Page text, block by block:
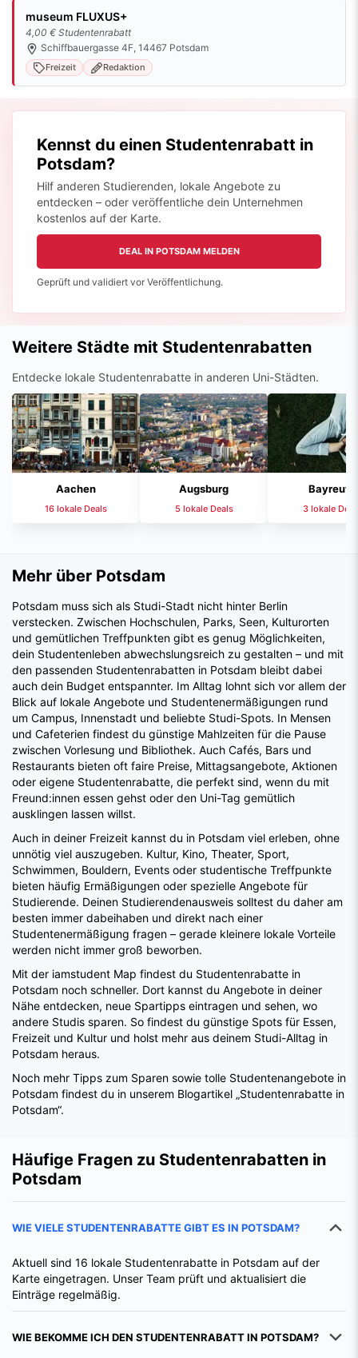
museum FLUXUS+
4,00 € Studentenrabatt
Schiffbauergasse 4F, 14467 Potsdam
Freizeit Redaktion
Kennst du einen Studentenrabatt in
Potsdam?
Hilf anderen Studierenden, lokale Angebote zu
entdecken – oder veröffentliche dein Unternehmen
kostenlos auf der Karte.
DEAL IN POTSDAM MELDEN
Geprüft und validiert vor Veröffentlichung.
Weitere Städte mit Studentenrabatten
Entdecke lokale Studentenrabatte in anderen Uni-Städten.
Aachen
16 lokale Deals
Augsburg
5 lokale Deals
Bayreuth
3 lokale
Mehr über Potsdam
Potsdam muss sich als Studi-Stadt nicht hinter Berlin
verstecken. Zwischen Hochschulen, Parks, Seen, Kulturorten
und gemütlichen Treffpunkten gibt es genug Möglichkeiten,
dein Studentenleben abwechslungsreich zu gestalten – und mit
den passenden Studentenrabatten in Potsdam bleibt dabei
auch dein Budget entspannter. Im Alltag lohnt sich vor allem der
Blick auf lokale Angebote und Studentenermäßigungen rund
um Campus, Innenstadt und beliebte Studi-Spots. In Mensen
und Cafeterien findest du günstige Mahlzeiten für die Pause
zwischen Vorlesung und Bibliothek. Auch Cafés, Bars und
Restaurants bieten oft faire Preise, Mittagsangebote, Aktionen
oder eigene Studentenrabatte, die perfekt sind, wenn du mit
Freund:innen essen gehst oder den Uni-Tag gemütlich
ausklingen lassen willst.
Auch in deiner Freizeit kannst du in Potsdam viel erleben, ohne
unnötig viel auszugeben. Kultur, Kino, Theater, Sport,
Schwimmen, Bouldern, Events oder studentische Treffpunkte
bieten häufig Ermäßigungen oder spezielle Angebote für
Studierende. Deinen Studierendenausweis solltest du daher am
besten immer dabeihaben und direkt nach einer
Studentenermäßigung fragen – gerade kleinere lokale Vorteile
werden nicht immer groß beworben.
Mit der iamstudent Map findest du Studentenrabatte in
Potsdam noch schneller. Dort kannst du Angebote in deiner
Nähe entdecken, neue Spartipps eintragen und sehen, wo
andere Studis sparen. So findest du günstige Spots für Essen,
Freizeit und Kultur und holst mehr aus deinem Studi-Alltag in
Potsdam heraus.
Noch mehr Tipps zum Sparen sowie tolle Studentenangebote in
Potsdam findest du in unserem Blogartikel „Studentenrabatte in
Potsdam“.
Häufige Fragen zu Studentenrabatten in
Potsdam
WIE VIELE STUDENTENRABATTE GIBT ES IN POTSDAM?
Aktuell sind 16 lokale Studentenrabatte in Potsdam auf der
Karte eingetragen. Unser Team prüft und aktualisiert die
Einträge regelmäßig.
WIE BEKOMME ICH DEN STUDENTENRABATT IN POTSDAM?